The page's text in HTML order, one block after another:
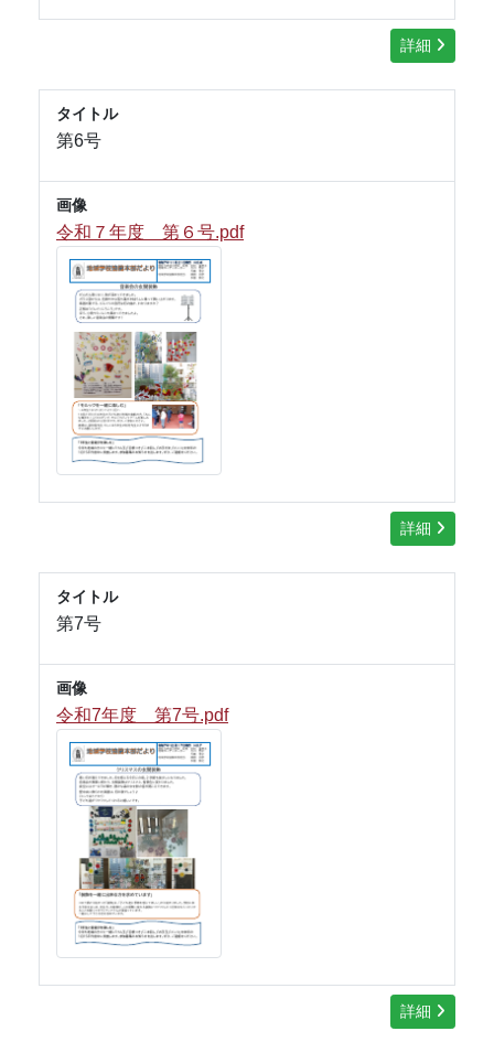
詳細
タイトル
第6号
画像
令和７年度 第６号.pdf
詳細
タイトル
第7号
画像
令和7年度 第7号.pdf
詳細